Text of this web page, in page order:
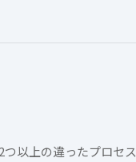
以上の違ったプロセ